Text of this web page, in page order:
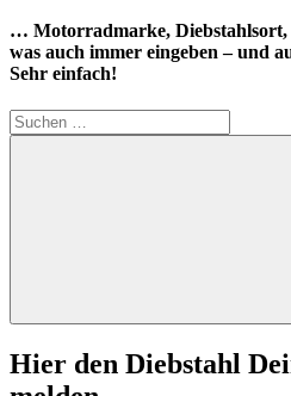
… Motorradmarke, Diebstahlsort,
was auch immer eingeben – und
Sehr einfach!
Suchen
nach:
Suchen
Hier den Diebstahl